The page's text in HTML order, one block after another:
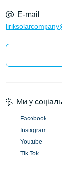
E-mail
Ми у
Facebook
Instagram
Youtube
Tik Tok